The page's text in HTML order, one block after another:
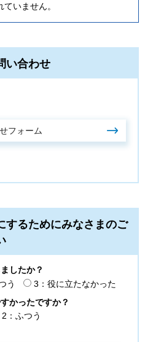
いません。
い合わせ
するためにみなさまのご
したか？
う
3：役に立たなかった
かったですか？
2：ふつう